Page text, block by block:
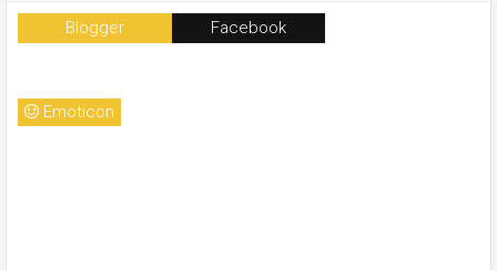
Blogger Facebook
Emoticon